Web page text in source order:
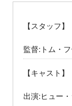
【スタッフ】
監督:トム・
【キャスト】
出演:ヒュー